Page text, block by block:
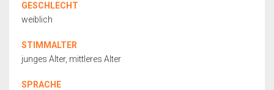
GESCHLECHT
weiblich
STIMMALTER
junges Alter, mittleres Alter
SPRACHE